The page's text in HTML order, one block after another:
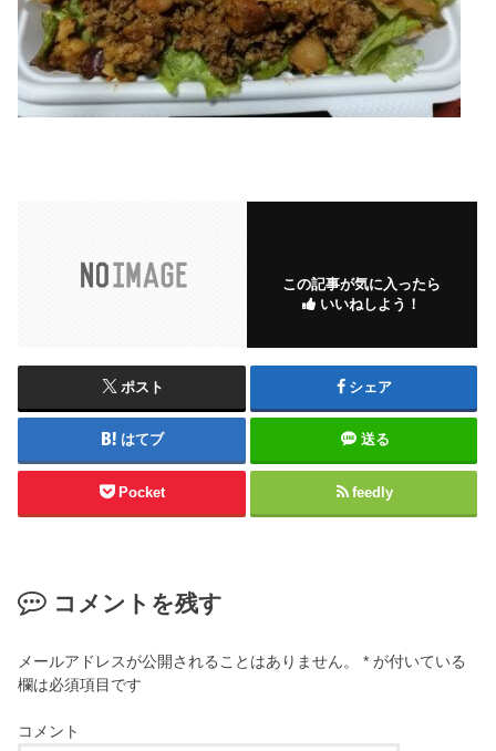
この記事が気に入ったら
いいねしよう！
ポスト シェア
はてブ 送る
Pocket feedly
コメントを残す
メールアドレスが公開されることはありません。 * が付いている
欄は必須項目です
コメント